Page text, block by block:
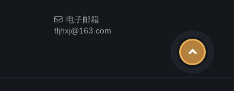
电子邮箱
tljhxj@163.com